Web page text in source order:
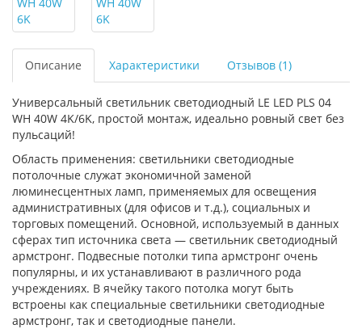
Описание Характеристики Отзывов (1)
Универсальный светильник светодиодный LE LED PLS 04
WH 40W 4K/6K, простой монтаж, идеально ровный свет без
пульсаций!
Область применения: светильники светодиодные
потолочные служат экономичной заменой
люминесцентных ламп, применяемых для освещения
административных (для офисов и т.д.), социальных и
торговых помещений. Основной, используемый в данных
сферах тип источника света — светильник светодиодный
армстронг. Подвесные потолки типа армстронг очень
популярны, и их устанавливают в различного рода
учреждениях. В ячейку такого потолка могут быть
встроены как специальные светильники светодиодные
армстронг, так и светодиодные панели.